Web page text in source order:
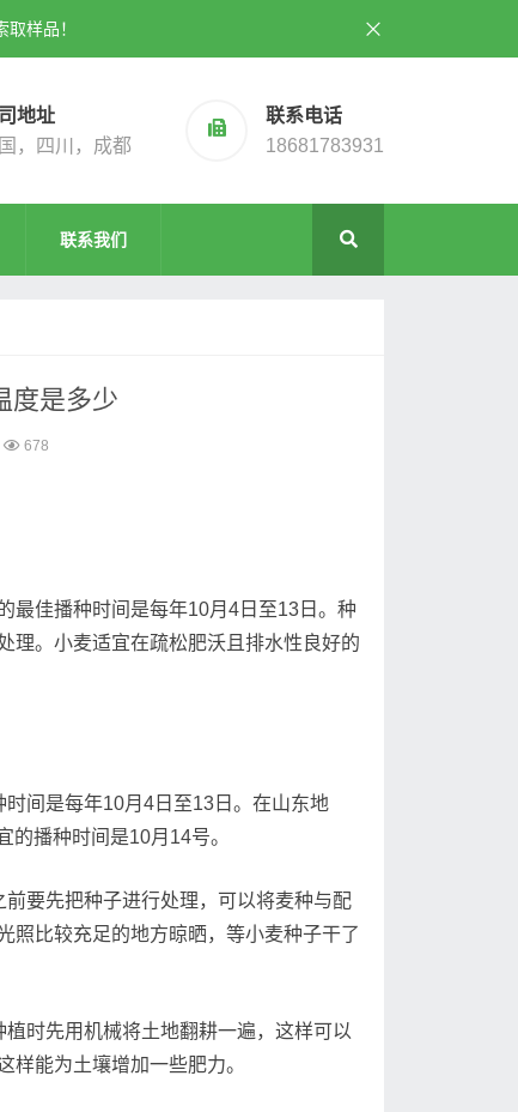
样品！
地址
，四川，成都
联系电话
18681783931
联系我们
度是多少
678
佳播种时间是每年10月4日至13日。种
理。小麦适宜在疏松肥沃且排水性良好的
间是每年10月4日至13日。在山东地
播种时间是10月14号。
要先把种子进行处理，可以将麦种与配
照比较充足的地方晾晒，等小麦种子干了
先用机械将土地翻耕一遍，这样可以
能为土壤增加一些肥力。